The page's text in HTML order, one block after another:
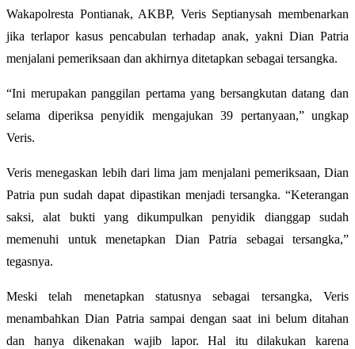
Wakapolresta Pontianak, AKBP, Veris Septianysah membenarkan
jika terlapor kasus pencabulan terhadap anak, yakni Dian Patria
menjalani pemeriksaan dan akhirnya ditetapkan sebagai tersangka.
“Ini merupakan panggilan pertama yang bersangkutan datang dan
selama diperiksa penyidik mengajukan 39 pertanyaan,” ungkap
Veris.
Veris menegaskan lebih dari lima jam menjalani pemeriksaan, Dian
Patria pun sudah dapat dipastikan menjadi tersangka. “Keterangan
saksi, alat bukti yang dikumpulkan penyidik dianggap sudah
memenuhi untuk menetapkan Dian Patria sebagai tersangka,”
tegasnya.
Meski telah menetapkan statusnya sebagai tersangka, Veris
menambahkan Dian Patria sampai dengan saat ini belum ditahan
dan hanya dikenakan wajib lapor. Hal itu dilakukan karena